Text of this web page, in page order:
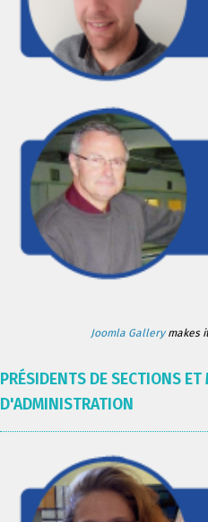
Joomla Gallerymakes
PRÉSIDENTS DE SECTIONS
D'ADMINISTRATION